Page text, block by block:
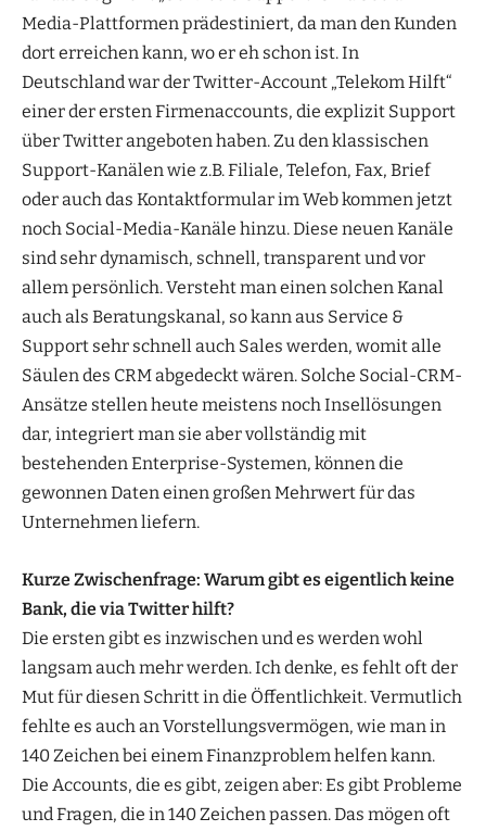
Media-Plattformen prädestiniert, da man den Kunden
dort erreichen kann, wo er eh schon ist. In
Deutschland war der Twitter-Account „Telekom Hilft“
einer der ersten Firmenaccounts, die explizit Support
über Twitter angeboten haben. Zu den klassischen
Support-Kanälen wie z.B. Filiale, Telefon, Fax, Brief
oder auch das Kontaktformular im Web kommen jetzt
noch Social-Media-Kanäle hinzu. Diese neuen Kanäle
sind sehr dynamisch, schnell, transparent und vor
allem persönlich. Versteht man einen solchen Kanal
auch als Beratungskanal, so kann aus Service &
Support sehr schnell auch Sales werden, womit alle
Säulen des CRM abgedeckt wären. Solche Social-CRM-
Ansätze stellen heute meistens noch Insellösungen
dar, integriert man sie aber vollständig mit
bestehenden Enterprise-Systemen, können die
gewonnen Daten einen großen Mehrwert für das
Unternehmen liefern.
Kurze Zwischenfrage: Warum gibt es eigentlich keine
Bank, die via Twitter hilft?
Die ersten gibt es inzwischen und es werden wohl
langsam auch mehr werden. Ich denke, es fehlt oft der
Mut für diesen Schritt in die Öffentlichkeit. Vermutlich
fehlte es auch an Vorstellungsvermögen, wie man in
140 Zeichen bei einem Finanzproblem helfen kann.
Die Accounts, die es gibt, zeigen aber: Es gibt Probleme
und Fragen, die in 140 Zeichen passen. Das mögen oft